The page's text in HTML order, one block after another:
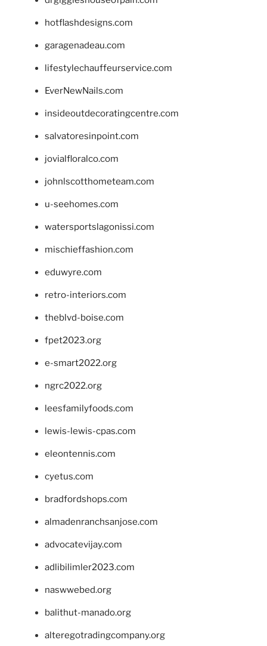
hotflashdesigns.com
garagenadeau.com
lifestylechauffeurservice.com
EverNewNails.com
insideoutdecoratingcentre.com
salvatoresinpoint.com
jovialfloralco.com
johnlscotthometeam.com
u-seehomes.com
watersportslagonissi.com
mischieffashion.com
eduwyre.com
retro-interiors.com
theblvd-boise.com
fpet2023.org
e-smart2022.org
ngrc2022.org
leesfamilyfoods.com
lewis-lewis-cpas.com
eleontennis.com
cyetus.com
bradfordshops.com
almadenranchsanjose.com
advocatevijay.com
adlibilimler2023.com
naswwebed.org
balithut-manado.org
alteregotradingcompany.org